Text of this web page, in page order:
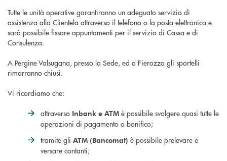
Tutte le unità operative garantiranno un adeguato servizio di
assistenza alla Clientela attraverso il telefono o la posta elettronica e
sarà possibile fissare appuntamenti per il servizio di Cassa e di
Consulenza.
A Pergine Valsugana, presso la Sede, ed a Fierozzo gli sportelli
rimarranno chiusi.
Vi ricordiamo che:
attraverso Inbank e ATM è possibile svolgere quasi tutte le
operazioni di pagamento o bonifico;
tramite gli ATM (Bancomat) è possibile prelevare e
versare contanti;